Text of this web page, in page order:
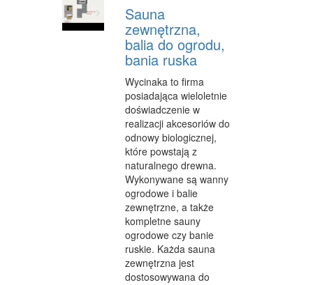
Sauna
zewnętrzna,
balia do ogrodu,
bania ruska
Wycinaka to firma
posiadająca wieloletnie
doświadczenie w
realizacji akcesoriów do
odnowy biologicznej,
które powstają z
naturalnego drewna.
Wykonywane są wanny
ogrodowe i balie
zewnętrzne, a także
kompletne sauny
ogrodowe czy banie
ruskie. Każda sauna
zewnętrzna jest
dostosowywana do